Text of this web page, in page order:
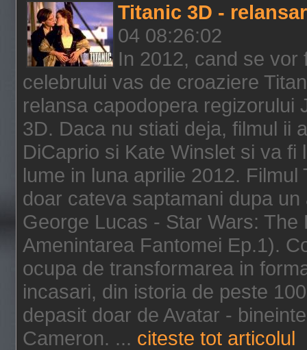
Titanic 3D -
04 08:26:02
In 2012, cand se
celebrului vas de croaziere
relansa capodopera regizorului
3D. Daca nu stiati deja, filmul ii
DiCaprio si Kate Winslet si va
lume in luna aprilie 2012.
doar cateva saptamani dupa
George Lucas - Star Wars:
Amenintarea Fantomei Ep.1).
ocupa de transformarea in
incasari, din istoria de peste
depasit doar de Avatar -
Cameron. ... citeste tot articolul